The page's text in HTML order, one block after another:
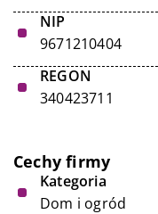
NIP
9671210404
REGON
340423711
Cechy firmy
Kategoria
Dom i ogród